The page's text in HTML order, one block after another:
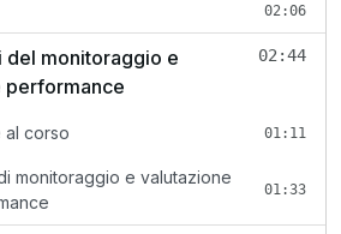
02:06
del monitoraggio e
performance
02:44
al corso 01:11
monitoraggio e valutazione
01:33